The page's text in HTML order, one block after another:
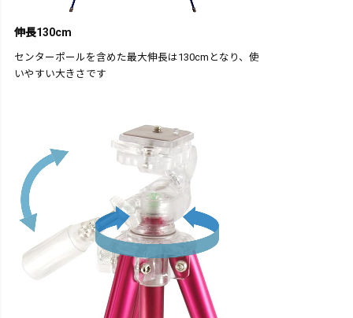
伸長130cm
センターポールを含めた最大伸長は130cmとなり、使
いやすい大きさです